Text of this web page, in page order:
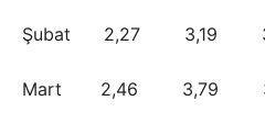
Şubat 2,27 3,19
Mart 2,46 3,79